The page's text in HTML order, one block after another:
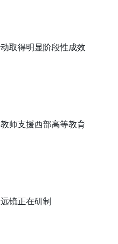
取得明显阶段性成效
师支援西部高等教育
镜正在研制